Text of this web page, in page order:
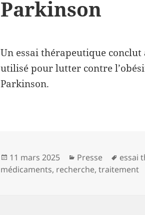
Parkinson
Un essai thérapeutique conclut
utilisé pour lutter contre
Parkinson.
Publié
le
11 mars 2025 Catégories
Presse
Mots-
clés
essai
médicaments, recherche,traitement